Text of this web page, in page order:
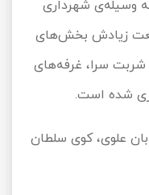
وسیله‌ی شهرداری
زیادش بخش‌های
شربت سرا، غرفه‌های
شده است.
علوی، کوی سلطان